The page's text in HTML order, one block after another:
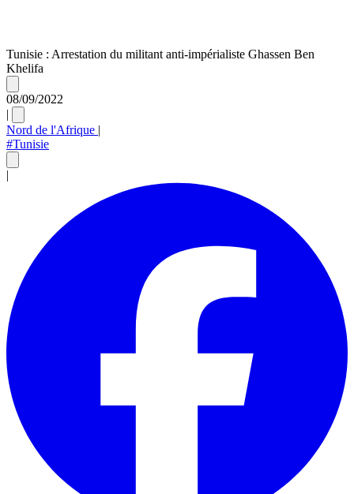
Tunisie : Arrestation du militant anti-impérialiste Ghassen Ben
Khelifa
08/09/2022
|
Nord de l'Afrique |
#Tunisie
|